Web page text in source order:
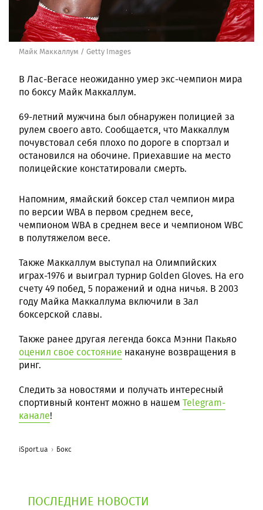
Майк Маккаллум / Getty Images
В Лас-Вегасе неожиданно умер экс-чемпион мира
по боксу Майк Маккаллум.
69-летний мужчина был обнаружен полицией за
рулем своего авто. Сообщается, что Маккаллум
почувстовал себя плохо по дороге в спортзал и
остановился на обочине. Приехавшие на место
полицейские констатировали смерть.
Напомним, ямайский боксер стал чемпион мира
по версии WBA в первом среднем весе,
чемпионом WBA в среднем весе и чемпионом WBC
в полутяжелом весе.
Также Маккаллум выступал на Олимпийских
играх-1976 и выиграл турнир Golden Gloves. На его
счету 49 побед, 5 поражений и одна ничья. В 2003
году Майка Маккаллума включили в Зал
боксерской славы.
Также ранее другая легенда бокса Мэнни Пакьяо
оценил свое состояние накануне возвращения в
ринг.
Следить за новостями и получать интересный
спортивный контент можно в нашем Telegram-
канале!
iSport.ua Бокс
ПОСЛЕДНИЕ НОВОСТИ